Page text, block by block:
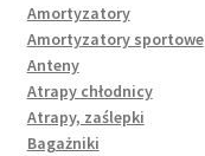
Amortyzatory
Amortyzatory sportowe
Anteny
Atrapy chłodnicy
Atrapy, zaślepki
Bagażniki